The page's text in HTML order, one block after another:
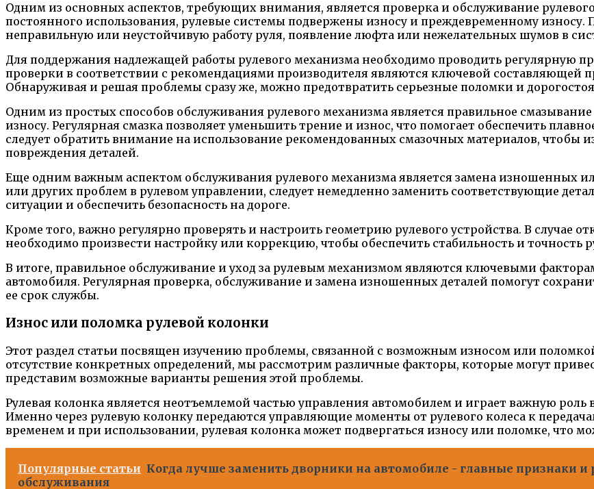
Одним из основных аспектов, требующих внимания, является проверка и обслуживание
постоянного использования, рулевые системы подвержены износу и преждевременному износу.
неправильную или неустойчивую работу руля, появление люфта или нежелательных шумов в
Для поддержания надлежащей работы рулевого механизма необходимо проводить регулярную
проверки в соответствии с рекомендациями производителя являются ключевой составляющей
Обнаруживая и решая проблемы сразу же, можно предотвратить серьезные поломки и
Одним из простых способов обслуживания рулевого механизма является правильное
износу. Регулярная смазка позволяет уменьшить трение и износ, что помогает обеспечить
следует обратить внимание на использование рекомендованных смазочных материалов, чтобы
повреждения деталей.
Еще одним важным аспектом обслуживания рулевого механизма является замена изношенных
или других проблем в рулевом управлении, следует немедленно заменить соответствующие
ситуации и обеспечить безопасность на дороге.
Кроме того, важно регулярно проверять и настроить геометрию рулевого устройства. В случае
необходимо произвести настройку или коррекцию, чтобы обеспечить стабильность и точность
В итоге, правильное обслуживание и уход за рулевым механизмом являются ключевыми
автомобиля. Регулярная проверка, обслуживание и замена изношенных деталей помогут
ее срок службы.
Износ или поломка рулевой колонки
Этот раздел статьи посвящен изучению проблемы, связанной с возможным износом или
отсутствие конкретных определений, мы рассмотрим различные факторы, которые могут
представим возможные варианты решения этой проблемы.
Рулевая колонка является неотъемлемой частью управления автомобилем и играет важную
Именно через рулевую колонку передаются управляющие моменты от рулевого колеса к
временем и при использовании, рулевая колонка может подвергаться износу или поломке, что
Популярные статьи Когда лучше заменить дворники на автомобиле - главные признаки
обслуживания